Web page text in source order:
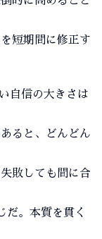
短期間に修正す
自信の大きさは
ると、どんどん
敗しても間に合
だ。本質を貫く